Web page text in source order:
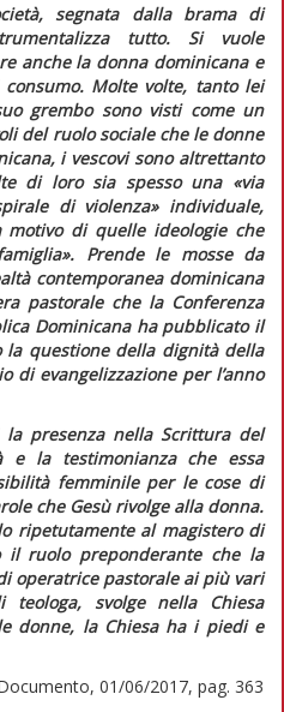
segnata dalla brama di
tutto. Si vuole
anche la donna dominicana e
Molte volte, tanto lei
grembo sono visti come un
del ruolo sociale che le donne
i vescovi sono altrettanto
di loro sia spesso una «via
di violenza»individuale,
di quelle ideologie che
. Prende le mosse da
contemporanea dominicana
pastorale che la Conferenza
Dominicana ha pubblicato il
la questione della dignità della
di evangelizzazione per l’anno
presenza nella Scrittura del
e la testimonianza che essa
femminile per le cose di
che Gesù rivolge alla donna.
ripetutamente al magistero di
il ruolo preponderante che la
operatrice pastorale ai più vari
svolge nella Chiesa
donne, la Chiesa ha i piedi e
01/06/2017, pag. 363